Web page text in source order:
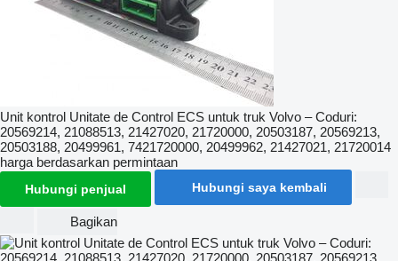
Unit kontrol Unitate de Control ECS untuk truk Volvo – Coduri:
20569214, 21088513, 21427020, 21720000, 20503187, 20569213,
20503188, 20499961, 7421720000, 20499962, 21427021, 21720014
harga berdasarkan permintaan
Hubungi penjual Hubungi saya kembali
Bagikan